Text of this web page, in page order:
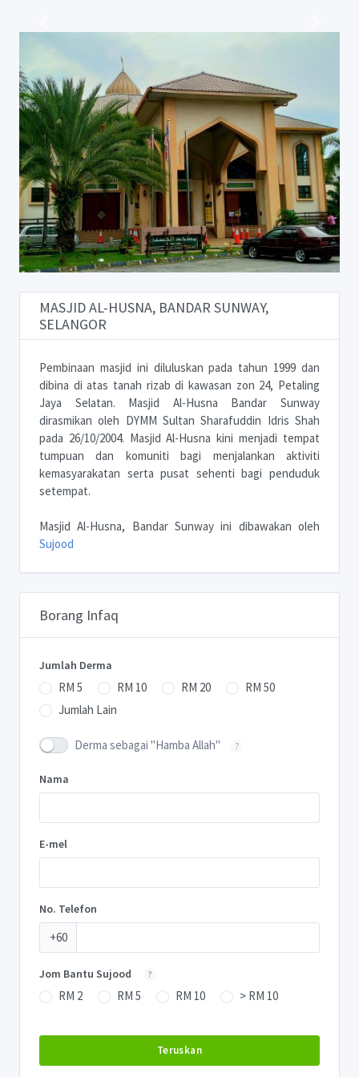
Previous Next
MASJID AL-HUSNA, BANDAR SUNWAY,
SELANGOR
Pembinaan masjid ini diluluskan pada tahun 1999 dan
dibina di atas tanah rizab di kawasan zon 24, Petaling
Jaya Selatan. Masjid Al-Husna Bandar Sunway
dirasmikan oleh DYMM Sultan Sharafuddin Idris Shah
pada 26/10/2004. Masjid Al-Husna kini menjadi tempat
tumpuan dan komuniti bagi menjalankan aktiviti
kemasyarakatan serta pusat sehenti bagi penduduk
setempat.
Masjid Al-Husna, Bandar Sunway ini dibawakan oleh
Sujood
Borang Infaq
Jumlah Derma
RM 5 RM 10 RM 20
RM 50
Jumlah Lain
Derma sebagai "Hamba Allah" ?
Nama
E-mel
No. Telefon
+60
Jom Bantu Sujood ?
RM 2 RM 5 RM 10 > RM 10
Teruskan